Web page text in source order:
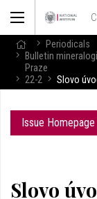
Periodicals
Bulletin
Praze
22-2
Slovo
Issue Homepage
Slovo